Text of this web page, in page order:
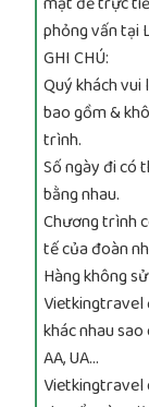
phỏng vấn tại
GHI CHÚ:
Quý khách
bao gồm &
trình.
Số ngày đi có
bằng nhau.
Chương trình
tế của đoàn
Hàng không
Vietkingtravel
khác nhau
AA, UA…
Vietkingtravel